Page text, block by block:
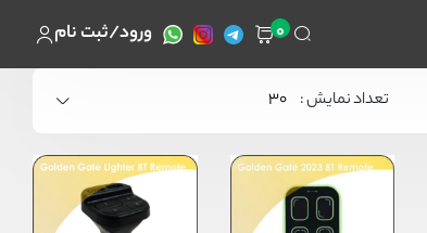
0 ورود/ثبت نام
تعداد نمایش :
30
90